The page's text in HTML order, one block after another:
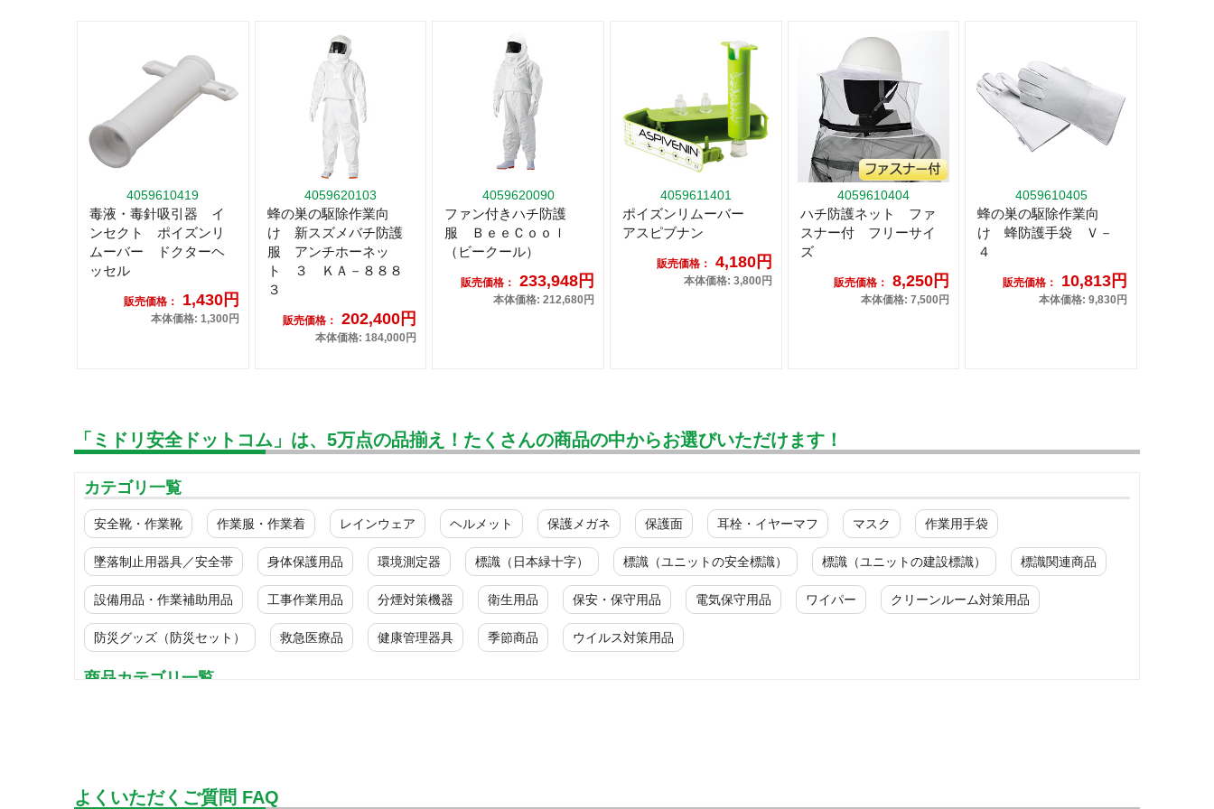
4059610419
毒液・毒針吸引器 イ
ンセクト ポイズンリ
ムーバー ドクターヘ
ッセル
販売価格： 1,430円
本体価格: 1,300円
4059620103
蜂の巣の駆除作業向
け 新スズメバチ防護
服 アンチホーネッ
ト ３ ＫＡ－８８８
３
販売価格： 202,400円
本体価格: 184,000円
4059620090
ファン付きハチ防護
服 ＢｅｅＣｏｏｌ
（ビークール）
販売価格： 233,948円
本体価格: 212,680円
4059611401
ポイズンリムーバー
アスピブナン
販売価格： 4,180円
本体価格: 3,800円
4059610404
ハチ防護ネット ファ
スナー付 フリーサイ
ズ
販売価格： 8,250円
本体価格: 7,500円
4059610405
蜂の巣の駆除作業向
け 蜂防護手袋 Ｖ－
４
販売価格： 10,813円
本体価格: 9,830円
「ミドリ安全ドットコム」は、5万点の品揃え！たくさんの商品の中からお選びいただけます！
カテゴリ一覧
安全靴・作業靴 作業服・作業着 レインウェア ヘルメット 保護メガネ 保護面 耳栓・イヤーマフ マスク 作業用手袋
墜落制止用器具／安全帯 身体保護用品 環境測定器 標識（日本緑十字） 標識（ユニットの安全標識） 標識（ユニットの建設標識） 標識関連商品
設備用品・作業補助用品 工事作業用品 分煙対策機器 衛生用品 保安・保守用品 電気保守用品 ワイパー クリーンルーム対策用品
防災グッズ（防災セット） 救急医療品 健康管理器具 季節商品 ウイルス対策用品
商品カテゴリ一覧
よくいただくご質問 FAQ